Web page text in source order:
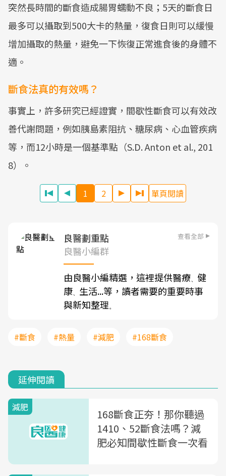
突然長時間的斷食造成腸胃蠕動不良；5天的斷食日
最多可以攝取到500大卡的熱量，復食日則可以緩慢
增加攝取的熱量，避免一下恢復正常進食後的身體不
適。
斷食法真的有效嗎？
事實上，許多研究已經證實，間歇性斷食可以有效改
善代謝問題，例如胰島素阻抗、糖尿病、心血管疾病
等，而12小時是一個基準點（S.D. Anton et al., 201
8）。
1 2 單頁閱讀
良醫劃重點 查看全部
良醫小編群
由良醫小編精選，這裡提供醫療、 健
康、 生活...等，讀者需要的重要時事
與新知整理。
#斷食 #熱量 #減肥 #168斷食
延伸閱讀
減肥
168斷食正夯！那你聽過
1410、52斷食法嗎？減
肥必知間歇性斷食一次看